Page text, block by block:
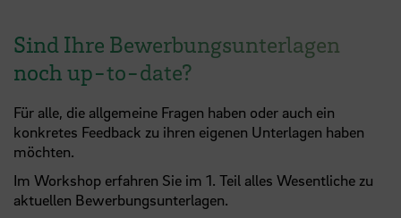
Sind Ihre Bewerbungsunterlagen
noch up-to-date?
Für alle, die allgemeine Fragen haben oder auch ein
konkretes Feedback zu ihren eigenen Unterlagen haben
möchten.
Im Workshop erfahren Sie im 1. Teil alles Wesentliche zu
aktuellen Bewerbungsunterlagen.